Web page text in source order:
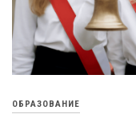
ОБРАЗОВАНИЕ